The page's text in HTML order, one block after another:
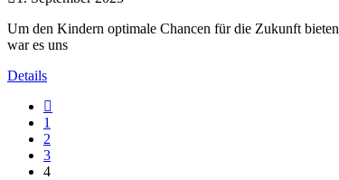
Um den Kindern optimale Chancen für die Zukunft
war es uns
Details
1
2
3
4